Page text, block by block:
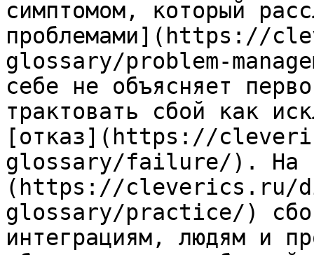
симптомом, который
проблемами](https://
glossary/problem-
себе не объясняет
трактовать сбой как
[отказ](https://
glossary/failure/). На
(https://cleverics.ru/
glossary/practice/)
интеграциям, людям и